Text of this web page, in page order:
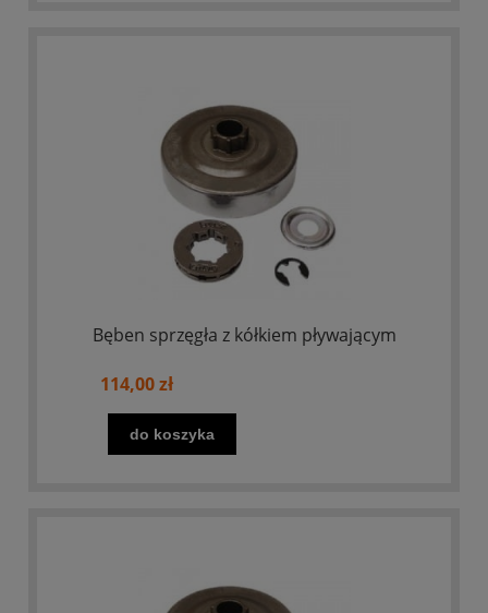
Bęben sprzęgła z kółkiem pływającym
114,00 zł
do koszyka